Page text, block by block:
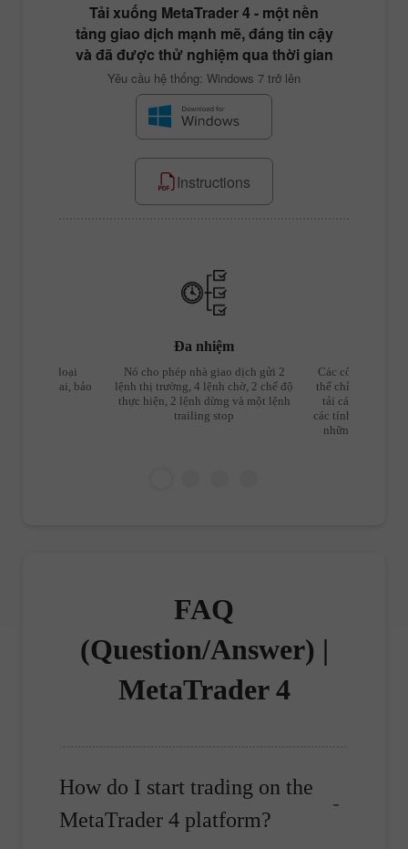
Tải xuống MetaTrader 4- một nền
tảng giao dịch mạnh mẽ, đáng tin cậy
và đã được thử nghiệm qua thời gian
Yêu cầu hệ thống: Windows 7 trở lên
Instructions
tất cả các loại
dịch - cả hai, bảo
Đa nhiệm
Nó cho phép nhà giao dịch gửi 2
lệnh thị trường, 4 lệnh chờ, 2 chế độ
thực hiện, 2 lệnh dừng và một lệnh
trailing stop
Các công cụ để
thể chỉnh sửa
tải các mẫu cài
các tính năng
những công cụ
FAQ
(Question/Answer) |
MetaTrader 4
How do I start trading on the
MetaTrader 4 platform?